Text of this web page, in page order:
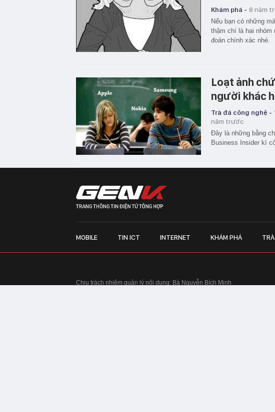
Khám phá - 8 năm
Nếu bạn có những
thậm chí là hai nhóm
đoán chính xác nhé.
Loạt ảnh
người khác
Trà đá công nghệ -
năm trước
Đây là những bằng
Business Insider kì
MOBILE TIN ICT INTERNET KHÁM PHÁ
Chịu trách nhiệm quản lý nội dung: Bà Nguyễn Bích Minh